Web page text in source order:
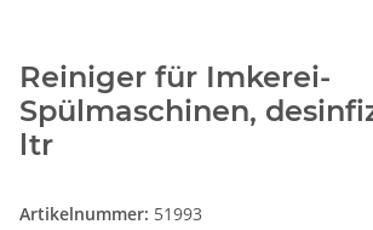
Reiniger für Imkerei-
Spülmaschinen,
ltr
Artikelnummer: 51993